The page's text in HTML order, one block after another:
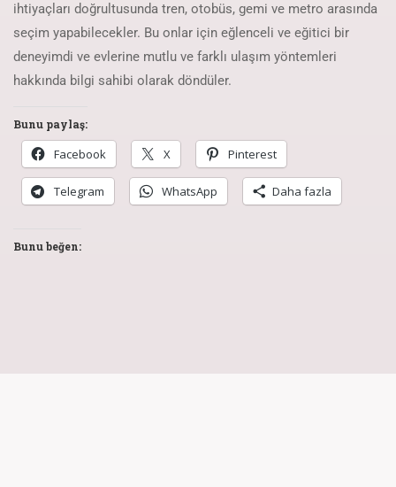
ihtiyaçları doğrultusunda tren, otobüs, gemi ve metro arasında
seçim yapabilecekler. Bu onlar için eğlenceli ve eğitici bir
deneyimdi ve evlerine mutlu ve farklı ulaşım yöntemleri
hakkında bilgi sahibi olarak döndüler.
Bunu paylaş:
Facebook X Pinterest
Telegram WhatsApp Daha fazla
Bunu beğen: